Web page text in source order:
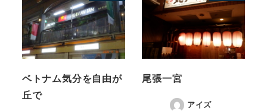
ベトナム気分を自由が
丘で
尾張一宮
アイズ